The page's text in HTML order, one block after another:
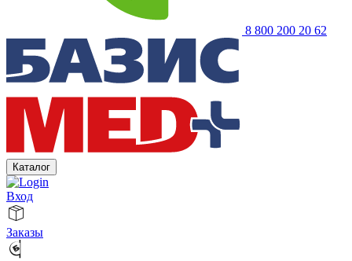
8 800 200 20 62
Каталог
Вход
Заказы